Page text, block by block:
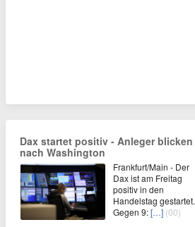
Dax startet positiv - Anleger blicken
nach Washington
Frankfurt/Main - Der
Dax ist am Freitag
positiv in den
Handelstag gestartet.
Gegen 9:[…] (00)